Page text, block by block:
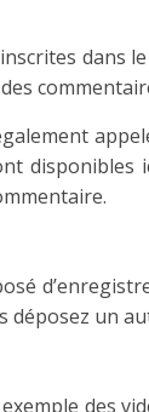
dans
un
des